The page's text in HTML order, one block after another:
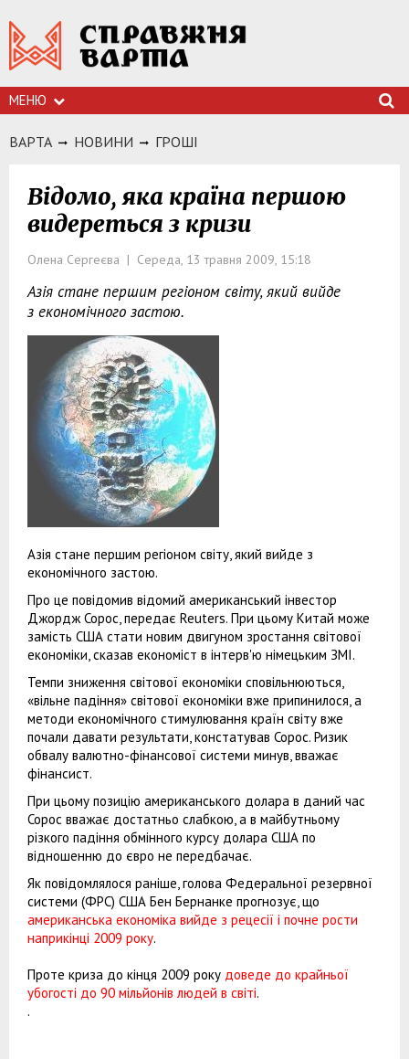
МЕНЮ
ВАРТА НОВИНИ ГРОШI
Відомо, яка країна першою
видереться з кризи
Олена Сергеєва | Середа, 13 травня 2009, 15:18
Азія стане першим регіоном світу, який вийде
з економічного застою.
Азія стане першим регіоном світу, який вийде з
економічного застою.
Про це повідомив відомий американський інвестор
Джордж Сорос, передає Reuters. При цьому Китай може
замість США стати новим двигуном зростання світової
економіки, сказав економіст в інтерв'ю німецьким ЗМІ.
Темпи зниження світової економіки сповільнюються,
«вільне падіння» світової економіки вже припинилося, а
методи економічного стимулювання країн світу вже
почали давати результати, констатував Сорос. Ризик
обвалу валютно-фінансової системи минув, вважає
фінансист.
При цьому позицію американського долара в даний час
Сорос вважає достатньо слабкою, а в майбутньому
різкого падіння обмінного курсу долара США по
відношенню до євро не передбачає.
Як повідомлялося раніше, голова Федеральної резервної
системи (ФРС) США Бен Бернанке прогнозує, що
американська економіка вийде з рецесії і почне рости
наприкінці 2009 року.
Проте криза до кінця 2009 року доведе до крайньої
убогості до 90 мільйонів людей в світі.
.